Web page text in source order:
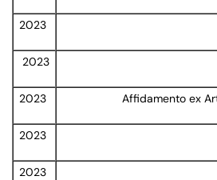
2023
2023
2023 Affidamento ex
2023
2023